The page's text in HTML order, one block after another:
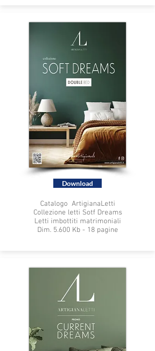
Download
Catalogo ArtigianaLetti
Collezione letti Sotf Dreams
Letti imbottiti matrimoniali
Dim. 5.600 Kb - 18 pagine